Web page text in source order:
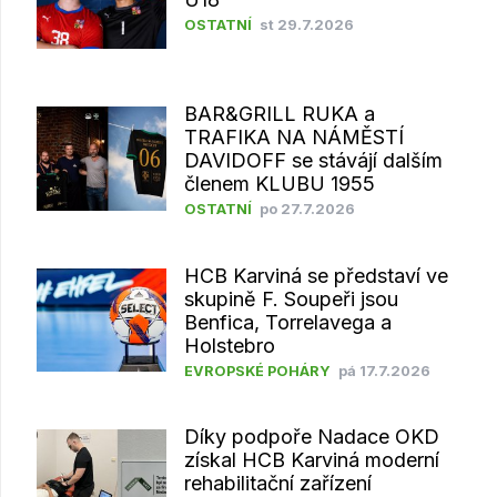
OSTATNÍ st 29.7.2026
BAR&GRILL RUKA a
TRAFIKA NA NÁMĚSTÍ
DAVIDOFF se stávájí dalším
členem KLUBU 1955
OSTATNÍ po 27.7.2026
HCB Karviná se představí ve
skupině F. Soupeři jsou
Benfica, Torrelavega a
Holstebro
EVROPSKÉ POHÁRY pá 17.7.2026
Díky podpoře Nadace OKD
získal HCB Karviná moderní
rehabilitační zařízení